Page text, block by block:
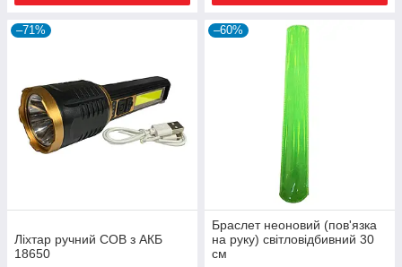
–71%
Ліхтар ручний COB з АКБ
18650
–60%
Браслет неоновий (пов'язка
на руку) світловідбивний 30
см